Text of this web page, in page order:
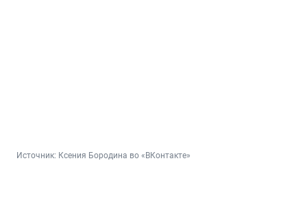
Источник: Ксения Бородина во «ВКонтакте»